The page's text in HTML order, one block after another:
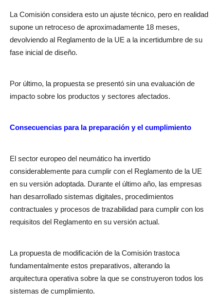
La Comisión considera esto un ajuste técnico, pero en realidad
supone un retroceso de aproximadamente 18 meses,
devolviendo al Reglamento de la UE a la incertidumbre de su
fase inicial de diseño.
Por último, la propuesta se presentó sin una evaluación de
impacto sobre los productos y sectores afectados.
Consecuencias para la preparación y el cumplimiento
El sector europeo del neumático ha invertido
considerablemente para cumplir con el Reglamento de la UE
en su versión adoptada. Durante el último año, las empresas
han desarrollado sistemas digitales, procedimientos
contractuales y procesos de trazabilidad para cumplir con los
requisitos del Reglamento en su versión actual.
La propuesta de modificación de la Comisión trastoca
fundamentalmente estos preparativos, alterando la
arquitectura operativa sobre la que se construyeron todos los
sistemas de cumplimiento.